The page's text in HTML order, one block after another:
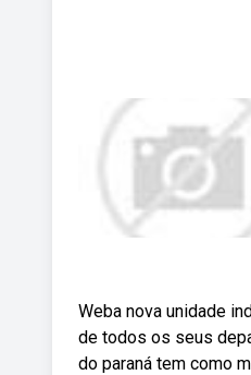
Weba nova unidade
de todos os seus
do paraná tem como